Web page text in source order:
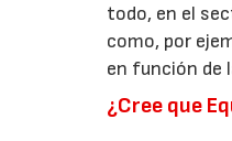
todo, en el
como, por
en función de
¿Cree que